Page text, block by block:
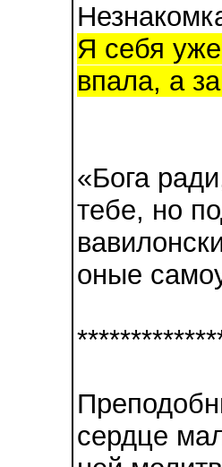
Я себя
впала, а
«Бога
тебе, но
оные
сердце